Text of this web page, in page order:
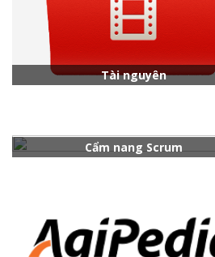
Tài nguyên
Cẩm nang Scrum